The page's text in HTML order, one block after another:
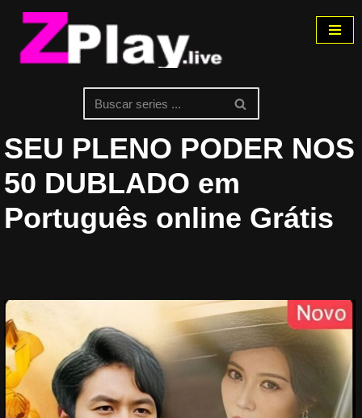
Pular
para
SEU PLENO PODER NOS
50 DUBLADO em
Português online Grátis